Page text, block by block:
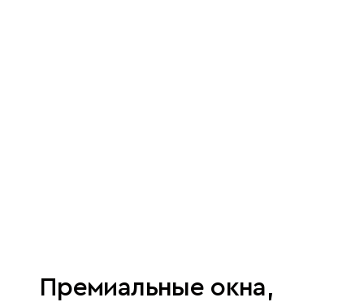
Премиальные окна,